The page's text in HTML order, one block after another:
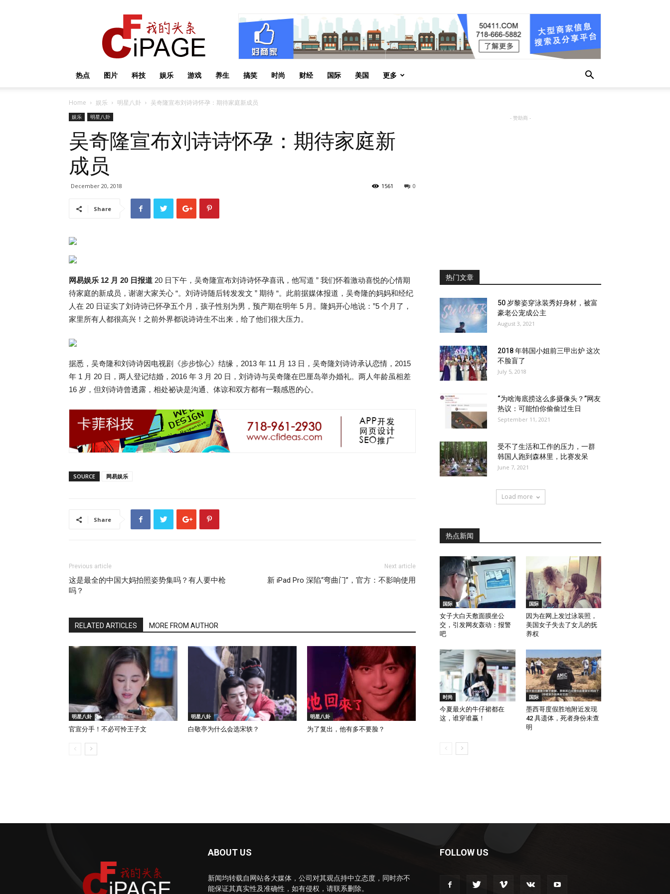
热点 图片 科技 娱乐 游戏 养生 搞笑 时尚 财经 国际 美国 更多
Home 娱乐 明星八卦 吴奇隆宣布刘诗诗怀孕：期待家庭新成员
娱乐 明星八卦
吴奇隆宣布刘诗诗怀孕：期待家庭新
成员
December 20, 2018 0
1561
Share
网易娱乐 12 月 20 日报道 20 日下午，吴奇隆宣布刘诗诗怀孕喜讯，他写道 ” 我们怀着激动喜悦的心情期
待家庭的新成员，谢谢大家关心 “。刘诗诗随后转发发文 ” 期待 “。此前据媒体报道，吴奇隆的妈妈和经纪
人在 20 日证实了刘诗诗已怀孕五个月，孩子性别为男，预产期在明年 5 月。隆妈开心地说：”5 个月了，
家里所有人都很高兴！之前外界都说诗诗生不出来，给了他们很大压力。
据悉，吴奇隆和刘诗诗因电视剧《步步惊心》结缘，2013 年 11 月 13 日，吴奇隆刘诗诗承认恋情，2015
年 1 月 20 日，两人登记结婚，2016 年 3 月 20 日，刘诗诗与吴奇隆在巴厘岛举办婚礼。两人年龄虽相差
16 岁，但刘诗诗曾透露，相处祕诀是沟通、体谅和双方都有一颗感恩的心。
SOURCE 网易娱乐
Share
Previous article
这是最全的中国大妈拍照姿势集吗？有人要中枪
吗？
Next article
新 iPad Pro 深陷“弯曲门”，官方：不影响使用
RELATED ARTICLES MORE FROM AUTHOR
明星八卦
官宣分手！不必可怜王子文
明星八卦
白敬亭为什么会选宋轶？
明星八卦
为了复出，他有多不要脸？
- 赞助商 -
热门文章
50 岁黎姿穿泳装秀好身材，被富
豪老公宠成公主
August 3, 2021
2018 年韩国小姐前三甲出炉 这次
不脸盲了
July 5, 2018
“为啥海底捞这么多摄像头？”网友
热议：可能怕你偷偷过生日
September 11, 2021
受不了生活和工作的压力，一群
韩国人跑到森林里，比赛发呆
June 7, 2021
Load more
热点新闻
国际
女子大白天敷面膜坐公
交，引发网友轰动：报警
吧
国际
因为在网上发过泳装照，
美国女子失去了女儿的抚
养权
时尚
今夏最火的牛仔裙都在
这，谁穿谁赢！
国际
墨西哥度假胜地附近发现
42 具遗体，死者身份未查
明
ABOUT US
新闻均转载自网站各大媒体，公司对其观点持中立态度，同时亦不
能保证其真实性及准确性，如有侵权，请联系删除。
FOLLOW US